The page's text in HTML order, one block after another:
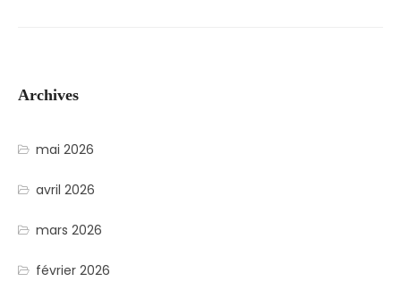
Archives
mai 2026
avril 2026
mars 2026
février 2026